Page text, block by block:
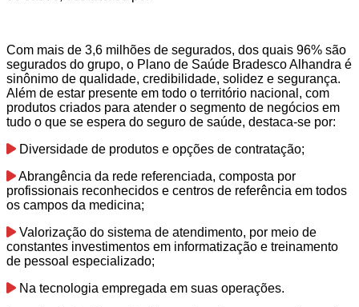
Com mais de 3,6 milhões de segurados, dos quais 96% são
segurados do grupo, o Plano de Saúde Bradesco Alhandra é
sinônimo de qualidade, credibilidade, solidez e segurança.
Além de estar presente em todo o território nacional, com
produtos criados para atender o segmento de negócios em
tudo o que se espera do seguro de saúde, destaca-se por:
Diversidade de produtos e opções de contratação;
Abrangência da rede referenciada, composta por
profissionais reconhecidos e centros de referência em todos
os campos da medicina;
Valorização do sistema de atendimento, por meio de
constantes investimentos em informatização e treinamento
de pessoal especializado;
Na tecnologia empregada em suas operações.